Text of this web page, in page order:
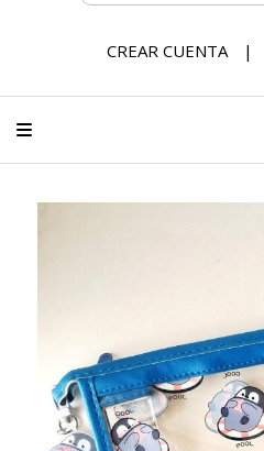
CREAR CUENTA